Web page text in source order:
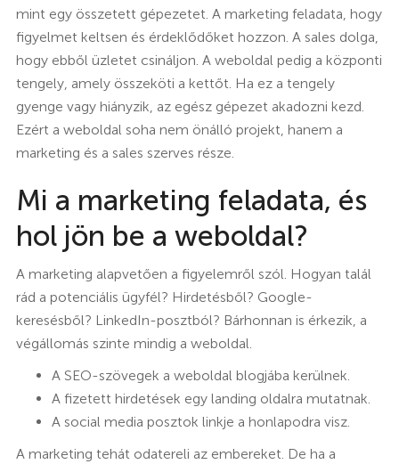
mint egy összetett gépezetet. A marketing feladata, hogy
figyelmet keltsen és érdeklődőket hozzon. A sales dolga,
hogy ebből üzletet csináljon. A weboldal pedig a központi
tengely, amely összeköti a kettőt. Ha ez a tengely
gyenge vagy hiányzik, az egész gépezet akadozni kezd.
Ezért a weboldal soha nem önálló projekt, hanem a
marketing és a sales szerves része.
Mi a marketing feladata, és
hol jön be a weboldal?
A marketing alapvetően a figyelemről szól. Hogyan talál
rád a potenciális ügyfél? Hirdetésből? Google-
keresésből? LinkedIn-posztból? Bárhonnan is érkezik, a
végállomás szinte mindig a weboldal.
A SEO-szövegek a weboldal blogjába kerülnek.
A fizetett hirdetések egy landing oldalra mutatnak.
A social media posztok linkje a honlapodra visz.
A marketing tehát odatereli az embereket. De ha a